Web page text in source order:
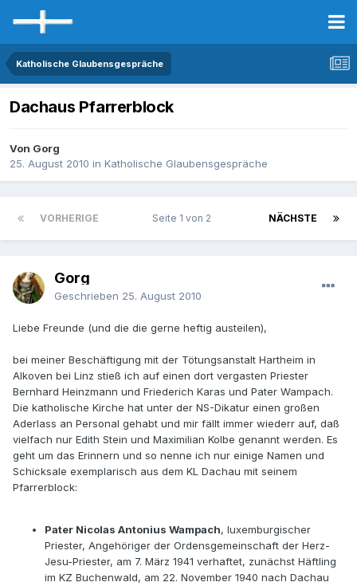
Katholische Glaubensgespräche
Dachaus Pfarrerblock
Von Gorg
25. August 2010 in Katholische Glaubensgespräche
VORHERIGE NÄCHSTE
Seite 1 von 2
Gorg
Geschrieben 25. August 2010
Liebe Freunde (und die die gerne heftig austeilen),
bei meiner Beschäftigung mit der Tötungsanstalt Hartheim in
Alkoven bei Linz stieß ich auf einen dort vergasten Priester
Bernhard Heinzmann und Friederich Karas und Pater Wampach.
Die katholische Kirche hat unter der NS-Dikatur einen großen
Aderlass an Personal gehabt und mir fällt immer wiederr auf, daß
vielfach nur Edith Stein und Maximilian Kolbe genannt werden. Es
geht um das Erinnern und so nenne ich nur einige Namen und
Schicksale exemplarisch aus dem KL Dachau mit seinem
Pfarrerblock:
Pater Nicolas Antonius Wampach, luxemburgischer
Priester, Angehöriger der Ordensgemeinschaft der Herz-
Jesu-Priester, am 7. März 1941 verhaftet, zunächst Häftling
im KZ Buchenwald, am 22. November 1940 nach Dachau